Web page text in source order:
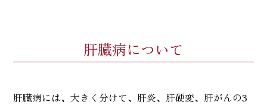
肝臓病について
肝臓病には、大きく分けて、肝炎、肝硬変、肝がんの3